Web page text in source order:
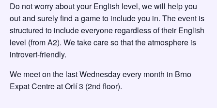
Do not worry about your English level, we will help you
out and surely find a game to include you in. The event is
structured to include everyone regardless of their English
level (from A2). We take care so that the atmosphere is
introvert-friendly.
We meet on the last Wednesday every month in Brno
Expat Centre at Orlí 3 (2nd floor).